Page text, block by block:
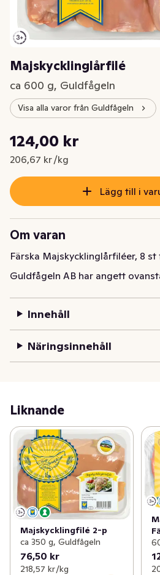
Majskycklinglårfilé
ca 600 g, Guldfågeln
Visa alla varor från Guldfågeln
Nuvarande pris är: 124,00 kr
124,00 kr
206,67 kr /kg
Styckpris: 206,67 kr /kg
Lägg till i
Om varan
Färska Majskycklinglårfiléer, 8
Guldfågeln AB har angett
Innehåll
Näringsinnehåll
Liknande
Majskycklingfilé 2-p
ca 350 g, Guldfågeln
76,50 kr
218,57 kr /kg